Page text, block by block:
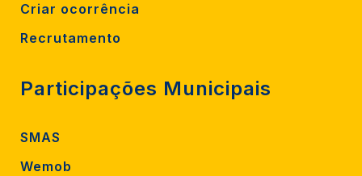
Criar ocorrência
Recrutamento
Participações Municipais
SMAS
Wemob